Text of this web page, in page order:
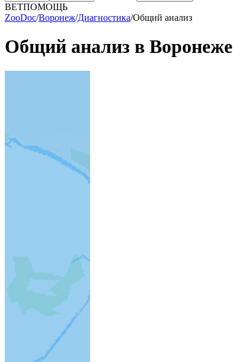
ВЕТПОМОЩЬ
ZooDoc/Воронеж/Диагностика/Общий анализ
Общий анализ в Воронеже